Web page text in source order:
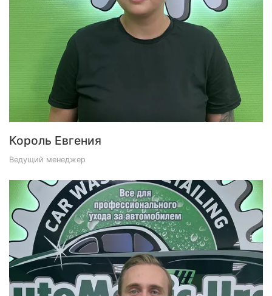
Король Евгения
Ведущий менеджер